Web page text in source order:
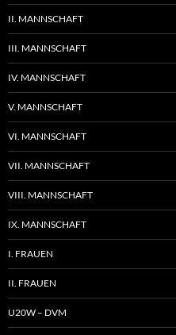
II. MANNSCHAFT
III. MANNSCHAFT
IV. MANNSCHAFT
V. MANNSCHAFT
VI. MANNSCHAFT
VII. MANNSCHAFT
VIII. MANNSCHAFT
IX. MANNSCHAFT
I. FRAUEN
II. FRAUEN
U20W – DVM